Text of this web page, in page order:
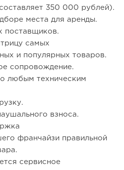
350 000 рублей).
места для аренды.
поставщиков.
самых
и популярных товаров.
сопровождение.
любым техническим
взноса.
франчайзи правильной
сервисное